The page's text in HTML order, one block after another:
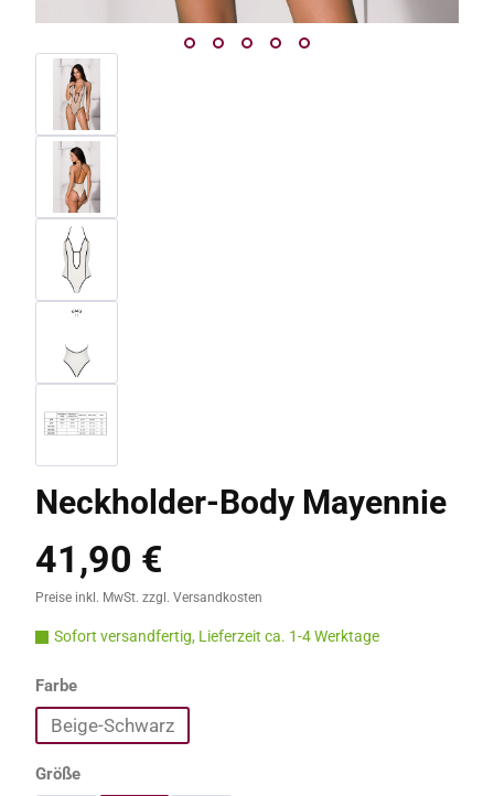
Neckholder-Body Mayennie
Regulärer Preis:
41,90 €
Preise inkl. MwSt. zzgl. Versandkosten
Sofort versandfertig, Lieferzeit ca. 1-4 Werktage
Farbeauswählen
Beige-Schwarz
Größeauswählen